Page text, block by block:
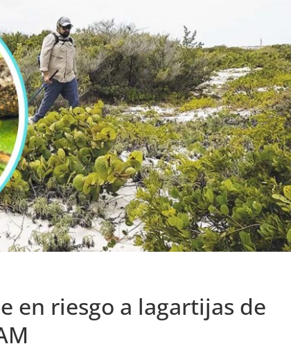
en riesgo a lagartijas de